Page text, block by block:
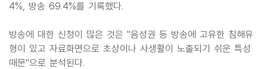
4%, 방송 69.4%를 기록했다.
방송에 대한 신청이 많은 것은 "음성권 등 방송에 고유한 침해유
형이 있고 자료화면으로 초상이나 사생활이 노출되기 쉬운 특성
때문"으로 분석된다.